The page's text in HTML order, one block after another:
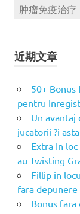
肿瘤免疫治疗
近期文章
50+ Bonus
pentru
Un avantaj
jucatorii ?i
Extra In
au Twisting
Fillip in
fara depunere
Bonus